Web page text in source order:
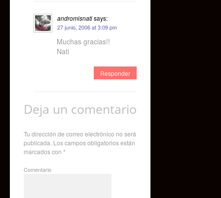
andromisnatisays:
27 junio, 2006 at 3:09 pm
Muchas gracias!!
Nati
Responder
Deja un comentario
Tu dirección de correo electrónico no será
publicada. Los campos obligatorios están
marcados con *
Comentario